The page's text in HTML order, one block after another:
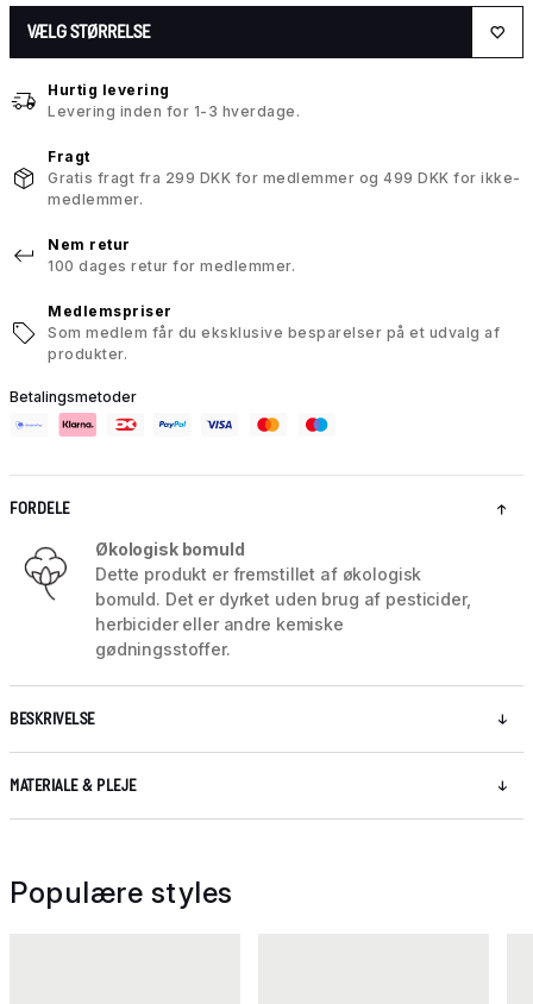
VÆLG STØRRELSE
Hurtig levering
Levering inden for 1-3 hverdage.
Fragt
Gratis fragt fra 299 DKK for medlemmer og 499 DKK for ikke-
medlemmer.
Nem retur
100 dages retur for medlemmer.
Medlemspriser
Som medlem får du eksklusive besparelser på et udvalg af
produkter.
Betalingsmetoder
FORDELE
Økologisk bomuld
Dette produkt er fremstillet af økologisk
bomuld. Det er dyrket uden brug af pesticider,
herbicider eller andre kemiske
gødningsstoffer.
BESKRIVELSE
MATERIALE & PLEJE
Populære styles